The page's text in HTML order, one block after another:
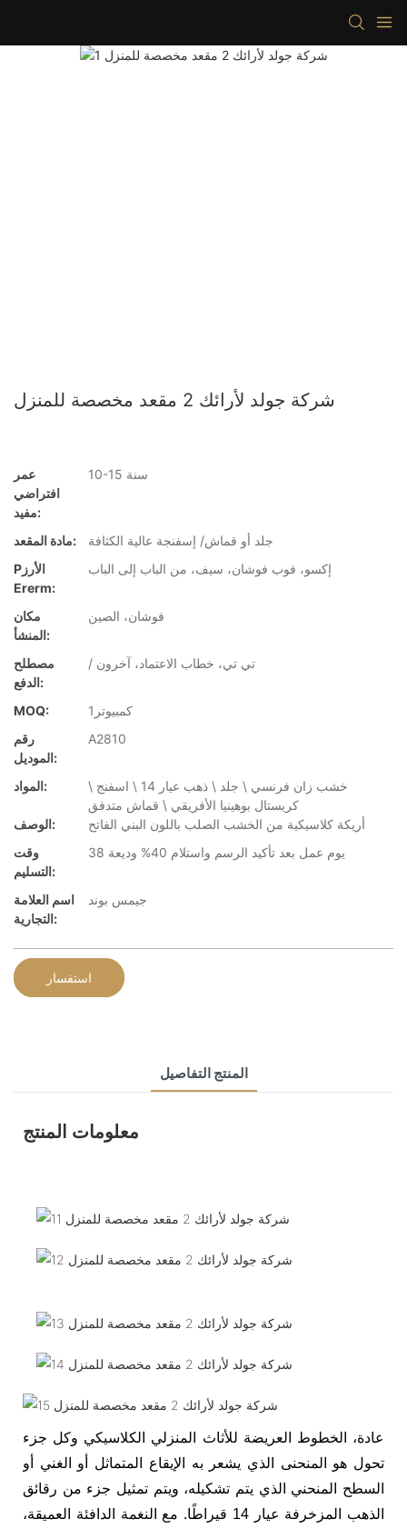
شركة جولد لأرائك 2 مقعد مخصصة للمنزل
عمر
افتراضي
مفيد:
10-15 سنة
مادة المقعد:
جلد أو قماش/ إسفنجة عالية الكثافة
Pالأرز
Ererm:
إكسو، فوب فوشان، سيف، من الباب إلى الباب
مكان
المنشأ:
فوشان، الصين
مصطلح
الدفع:
/ تي تي، خطاب الاعتماد، آخرون
MOQ:
كمبيوتر1
رقم
الموديل:
A2810
المواد:
خشب زان فرنسي \ جلد \ ذهب عيار 14 \ اسفنج \
كريستال بوهينيا الأفريقي \ قماش متدفق
الوصف:
أريكة كلاسيكية من الخشب الصلب باللون البني الفاتح
وقت
التسليم:
38 يوم عمل بعد تأكيد الرسم واستلام 40% وديعة
اسم العلامة
التجارية:
جيمس بوند
استفسار
المنتج التفاصيل
معلومات المنتج
عادة، الخطوط العريضة للأثاث المنزلي الكلاسيكي وكل جزء
تحول هو المنحنى الذي يشعر به الإيقاع المتماثل أو الغني أو
السطح المنحني الذي يتم تشكيله، ويتم تمثيل جزء من رقائق
الذهب المزخرفة عيار 14 قيراطًا. مع النغمة الدافئة العميقة،